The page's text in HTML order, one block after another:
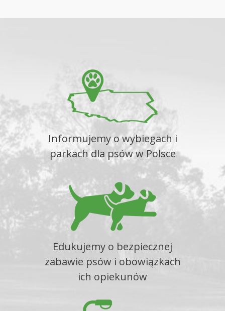
Informujemy o wybiegach i
parkach dla psów w Polsce
Edukujemy o bezpiecznej
zabawie psów i obowiązkach
ich opiekunów